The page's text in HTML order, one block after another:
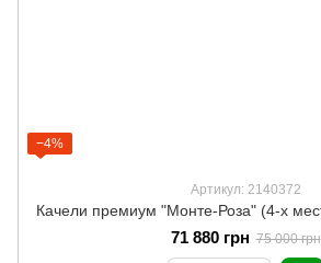
−4%
Артикул: 2140372
Качели премиум "Монте-Роза" (4-х
71 880 грн 75 000 грн